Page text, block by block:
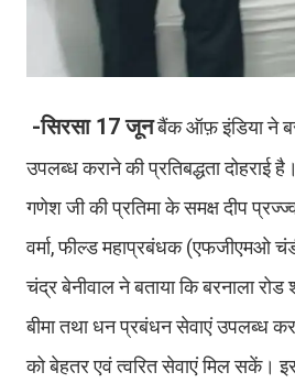
-सिरसा 17 जूनबैंक ऑफ़ इंडिया ने
उपलब्ध कराने की प्रतिबद्धता
गणेश जी की प्रतिमा के समक्ष दीप
वर्मा, फील्ड महाप्रबंधक (एफजीएमओ
चंद्र बेनीवाल ने बताया कि बरनाला
बीमा तथा धन प्रबंधन सेवाएं उपलब्ध
को बेहतर एवं त्वरित सेवाएं मिल सकें।